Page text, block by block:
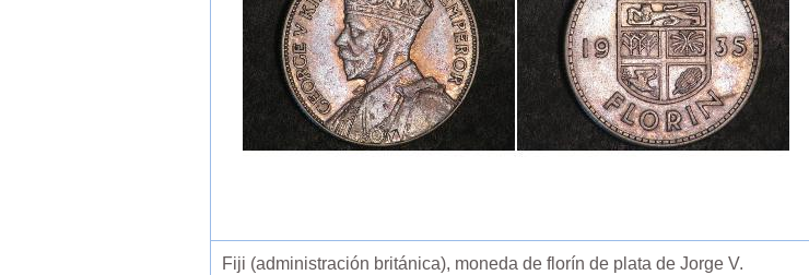
Fiji (administración británica), moneda de florín de plata de Jorge V.